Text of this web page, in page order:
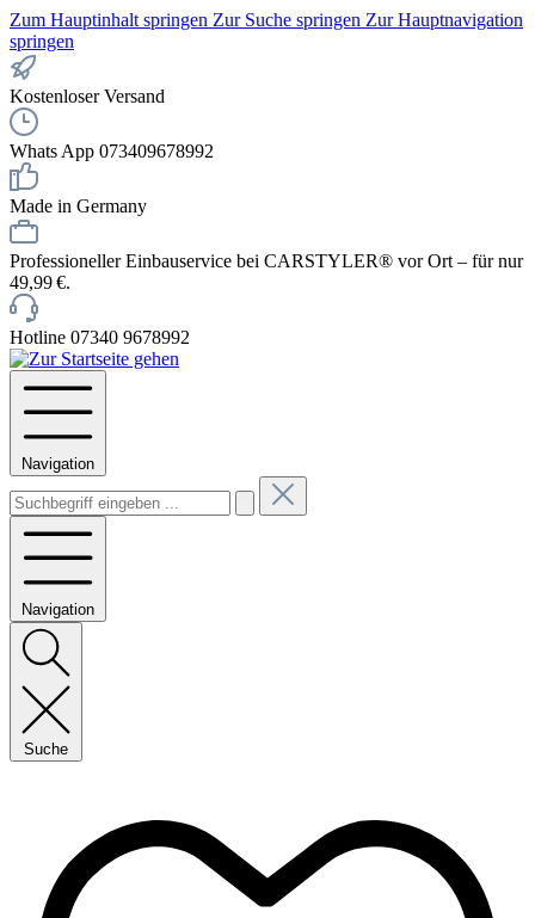
Zum Hauptinhalt springen Zur Suche springen Zur Hauptnavigation
springen
Kostenloser Versand
Whats App 073409678992
Made in Germany
Professioneller Einbauservice bei CARSTYLER® vor Ort – für nur
49,99 €.
Hotline 07340 9678992
Navigation
Navigation
Suche